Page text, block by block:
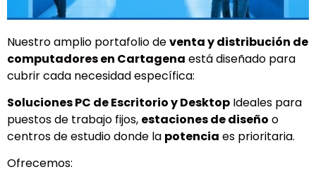
Nuestro amplio portafolio deventa y distribución de
computadores en Cartagena está diseñado para
cubrir cada necesidad específica:
Soluciones PC de Escritorio y Desktop Ideales para
puestos de trabajo fijos, estaciones de diseño o
centros de estudio donde la potencia es prioritaria.
Ofrecemos: